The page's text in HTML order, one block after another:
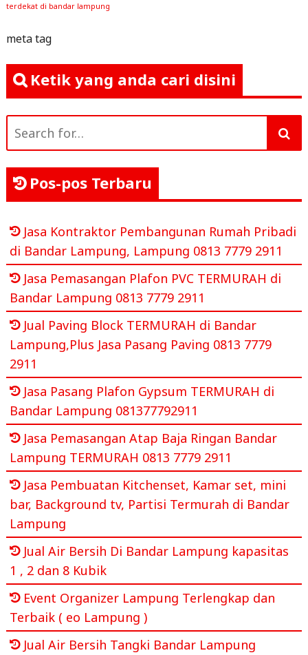
terdekat di bandar lampung
meta tag
Ketik yang anda cari disini
for:
Pos-pos Terbaru
Jasa Kontraktor Pembangunan Rumah Pribadi
di Bandar Lampung, Lampung 0813 7779 2911
Jasa Pemasangan Plafon PVC TERMURAH di
Bandar Lampung 0813 7779 2911
Jual Paving Block TERMURAH di Bandar
Lampung,Plus Jasa Pasang Paving 0813 7779
2911
Jasa Pasang Plafon Gypsum TERMURAH di
Bandar Lampung 081377792911
Jasa Pemasangan Atap Baja Ringan Bandar
Lampung TERMURAH 0813 7779 2911
Jasa Pembuatan Kitchenset, Kamar set, mini
bar, Background tv, Partisi Termurah di Bandar
Lampung
Jual Air Bersih Di Bandar Lampung kapasitas
1 , 2 dan 8 Kubik
Event Organizer Lampung Terlengkap dan
Terbaik ( eo Lampung )
Jual Air Bersih Tangki Bandar Lampung